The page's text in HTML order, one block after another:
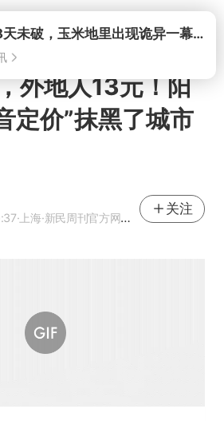
打开
外地人13元！阳
定价”抹黑了城市
·上海·新民周刊官方网易号
关注